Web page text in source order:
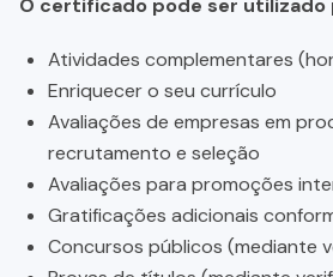
O certificado pode ser utilizado
Atividades complementares
Enriquecer o seu currículo
Avaliações de empresas em
recrutamento e seleção
Avaliações para promoções
Gratificações adicionais
Concursos públicos (mediante